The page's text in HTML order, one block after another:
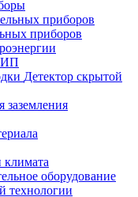
приборов
Детектор скрытой
заземления
климата